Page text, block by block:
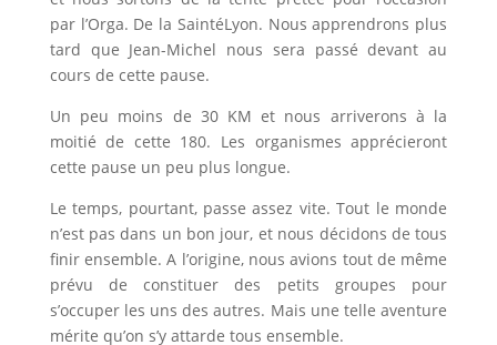
par l’Orga. De la SaintéLyon. Nous apprendrons plus
tard que Jean-Michel nous sera passé devant au
cours de cette pause.
Un peu moins de 30 KM et nous arriverons à la
moitié de cette 180. Les organismes apprécieront
cette pause un peu plus longue.
Le temps, pourtant, passe assez vite. Tout le monde
n’est pas dans un bon jour, et nous décidons de tous
finir ensemble. A l’origine, nous avions tout de même
prévu de constituer des petits groupes pour
s’occuper les uns des autres. Mais une telle aventure
mérite qu’on s’y attarde tous ensemble.